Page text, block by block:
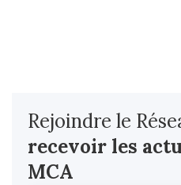
Rejoindre le
recevoir les
MCA